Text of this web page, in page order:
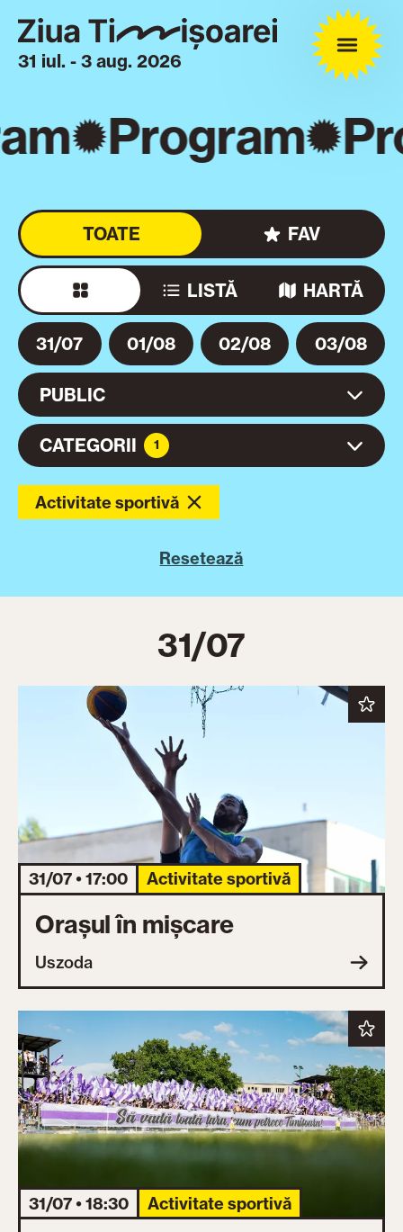
31 iul. - 3 aug. 2026
Program
CATEGORII 1
PUBLIC
31/07 01/08 02/08 03/08
LISTĂ HARTĂ
TOATE FAV
Activitate sportivă
Resetează
31/07
31/07 • 17:00 Activitate sportivă
Orașul în mișcare
Uszoda
31/07 • 18:30 Activitate sportivă